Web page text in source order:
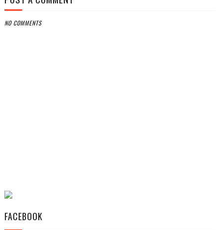
NO COMMENTS
FACEBOOK